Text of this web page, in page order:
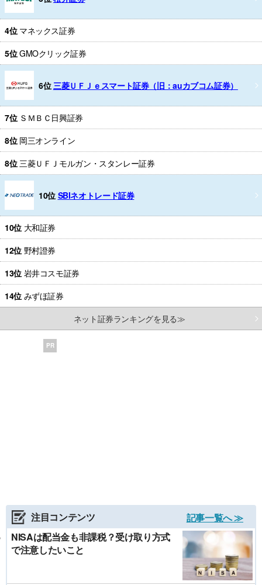
4位 マネックス証券
5位GMOクリック証券
6位三菱ＵＦＪｅスマート証券（旧：auカブコム証券）
7位 ＳＭＢＣ日興証券
8位 岡三オンライン
8位三菱ＵＦＪモルガン・スタンレー証券
10位 SBIネオトレード証券
10位 大和証券
12位 野村證券
13位 岩井コスモ証券
14位 みずほ証券
ネット証券ランキングを見る≫
PR
注目コンテンツ
記事一覧へ ≫
NISAは配当金も非課税？受け取り方式
で注意したいこと